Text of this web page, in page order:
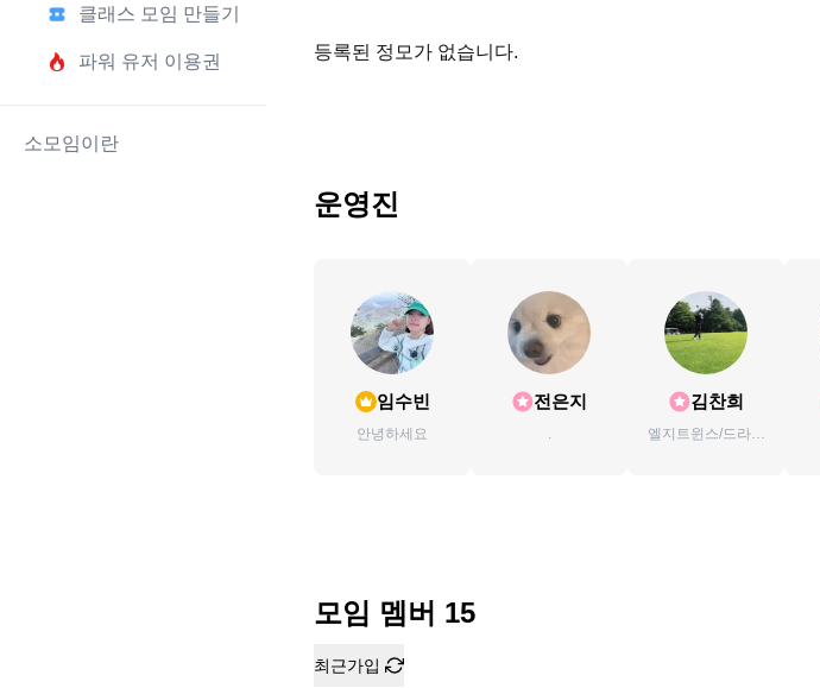
클래스 모임 만들기
파워 유저 이용권
소모임이란
등록된 정모가 없습니다.
운영진
임수빈
안녕하세요
전은지
.
김찬희
엘지트윈스/드라이
모임 멤버 15
최근가입